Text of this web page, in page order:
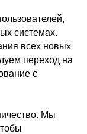
системах.
всех новых
переход на
с
Мы